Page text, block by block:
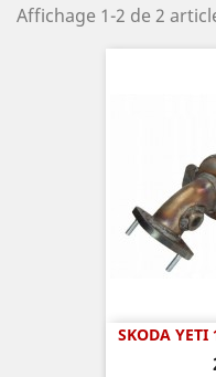
Affichage 1-2 de 2
SKODA